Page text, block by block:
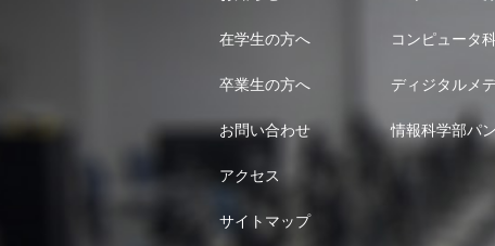
在学生の方へ
卒業生の方へ
お問い合わせ
アクセス
サイトマップ
コンピュータ
ディジタルメ
情報科学部パ